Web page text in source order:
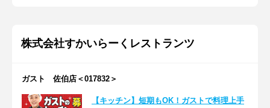
株式会社すかいらーくレストランツ
ガスト 佐伯店＜017832＞
【キッチン】短期もOK！ガストで料理上手